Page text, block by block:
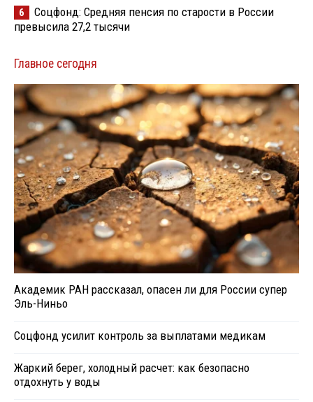
6
Соцфонд: Средняя пенсия по старости в России
превысила 27,2 тысячи
Главное сегодня
Академик РАН рассказал, опасен ли для России супер
Эль-Ниньо
Соцфонд усилит контроль за выплатами медикам
Жаркий берег, холодный расчет: как безопасно
отдохнуть у воды